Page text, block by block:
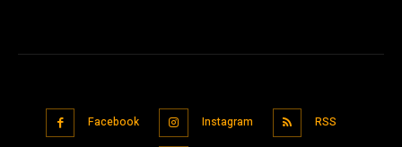
Facebook Instagram RSS